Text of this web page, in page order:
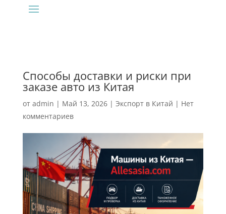
Способы доставки и риски при
заказе авто из Китая
от admin | Май 13, 2026| Экспорт в Китай | Нет
комментариев